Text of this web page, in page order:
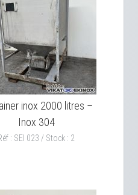
inox 2000 litres –
Inox 304
: SEI 023 / Stock : 2